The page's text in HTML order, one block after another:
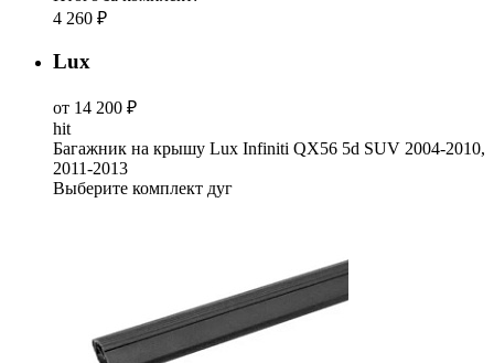
4 260 ₽
Lux
от 14 200 ₽
hit
Багажник на крышу Lux Infiniti QX56 5d SUV 2004-2010,
2011-2013
Выберите комплект дуг